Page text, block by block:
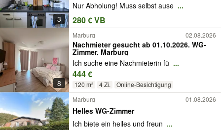
3
Nur Abholung! Muss selbst ause ...
280 € VB
8
Marburg 02.08.2026
Nachmieter gesucht ab 01.10.2026. WG-
Zimmer, Marburg
Ich suche eine Nachmieterin fü ...
444 €
120 m² 4 Zi.
Online-Besichtigung
Marburg
01.08.2026
Helles WG-Zimmer
Ich biete ein helles und freun ...